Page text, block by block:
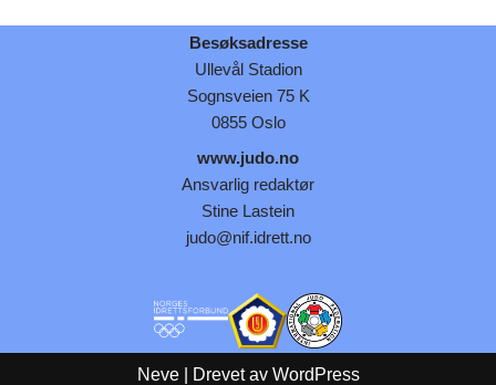
Besøksadresse
Ullevål Stadion
Sognsveien 75 K
0855 Oslo
www.judo.no
Ansvarlig redaktør
Stine Lastein
judo@nif.idrett.no
Neve| Drevet av WordPress